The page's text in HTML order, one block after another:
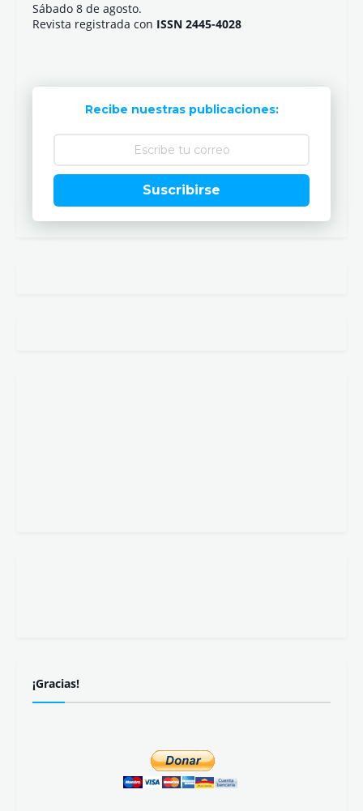
Sábado 8 de agosto.
Revista registrada con ISSN 2445-4028
Recibe nuestras publicaciones:
Suscribirse
¡Gracias!